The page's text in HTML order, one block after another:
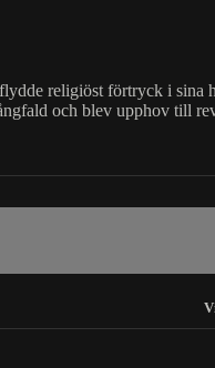
religiöst förtryck i
och blev upphov till